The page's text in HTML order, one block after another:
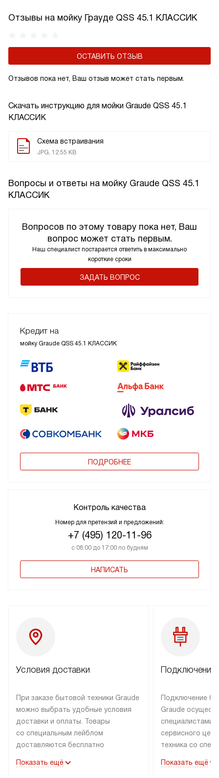
Скачать инструкцию для мойки Graude QSS 45.1
КЛАССИК
Схема встраивания
JPG, 12.55 KB
Отзывы на мойку Грауде QSS 45.1 КЛАССИК
ОСТАВИТЬ ОТЗЫВ
Отзывов пока нет, Ваш отзыв может стать первым.
Вопросы и ответы на мойку Graude QSS 45.1
КЛАССИК
Вопросов по этому товару пока нет, Ваш
вопрос может стать первым.
Наш специалист постарается ответить в максимально
короткие сроки
ЗАДАТЬ ВОПРОС
Кредит на
мойку Graude QSS 45.1 КЛАССИК
ПОДРОБНЕЕ
Контроль качества
Номер для претензий и предложений:
+7 (495) 120-11-96
с 08:00 до 17:00 по будням
НАПИСАТЬ
Условия доставки
При заказе бытовой техники Graude
можно выбрать удобные условия
доставки и оплаты. Товары
со специальным лейблом
доставляются бесплатно
до подъезда, а выезд за МКАД
Показать ещё
Подключение
Подключение
Graude
специалистами
сервисного
техника со
наличии
Показать ещё